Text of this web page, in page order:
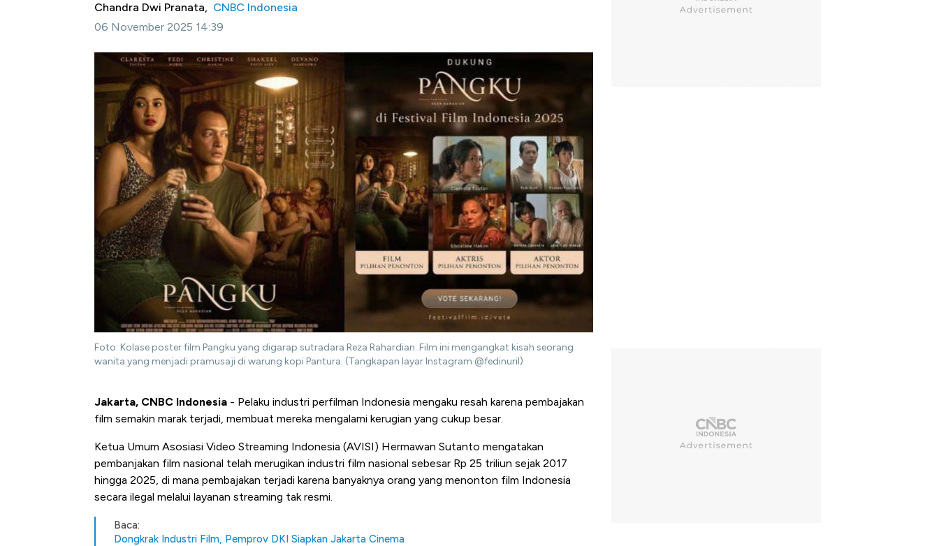
Chandra Dwi Pranata, CNBC Indonesia
06 November 2025 14:39
Foto: Kolase poster film Pangku yang digarap sutradara Reza Rahardian. Film ini mengangkat kisah seorang
wanita yang menjadi pramusaji di warung kopi Pantura. (Tangkapan layar Instagram @fedinuril)
Jakarta, CNBC Indonesia - Pelaku industri perfilman Indonesia mengaku resah karena pembajakan
film semakin marak terjadi, membuat mereka mengalami kerugian yang cukup besar.
Ketua Umum Asosiasi Video Streaming Indonesia (AVISI) Hermawan Sutanto mengatakan
pembanjakan film nasional telah merugikan industri film nasional sebesar Rp 25 triliun sejak 2017
hingga 2025, di mana pembajakan terjadi karena banyaknya orang yang menonton film Indonesia
secara ilegal melalui layanan streaming tak resmi.
Baca:
Dongkrak Industri Film, Pemprov DKI Siapkan Jakarta Cinema